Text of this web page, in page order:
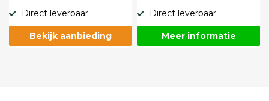
Direct leverbaar
Bekijk aanbieding
Direct leverbaar
Meer informatie